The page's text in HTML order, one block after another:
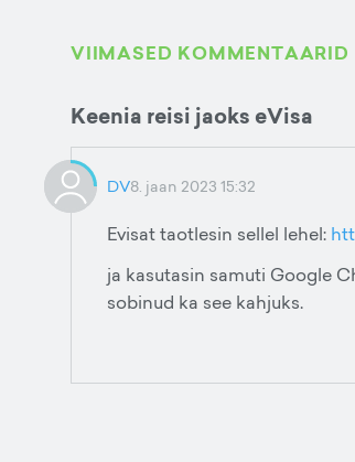
VIIMASED KOMMENTAARID
Keenia reisi jaoks eVisa
DV8. jaan 2023 15:32
Evisat taotlesin sellel lehel:
ja kasutasin samuti Google
sobinud ka see kahjuks.